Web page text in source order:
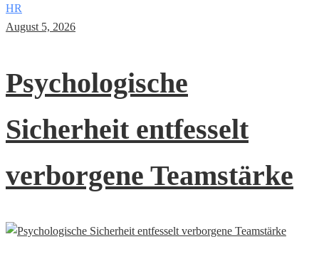
HR
August 5, 2026
Psychologische
Sicherheit entfesselt
verborgene Teamstärke